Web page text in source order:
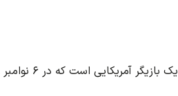
یک بازیگر آمریکایی است که در ۶ نوامبر ۱۹۸۸ در شهر اسکاتسدیل، ایالت آریزونا به دنیا آمد.